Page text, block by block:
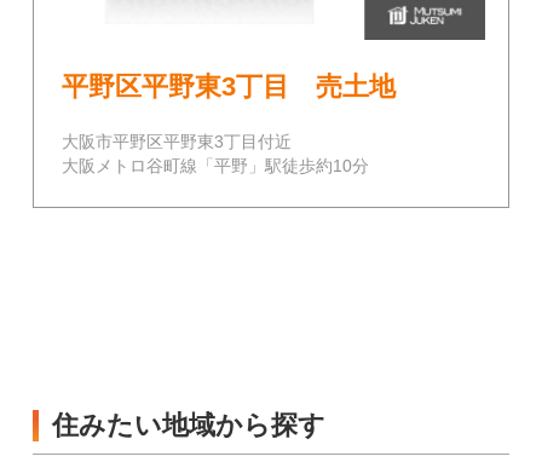
平野区平野東3丁目 売土地
大阪市平野区平野東3丁目付近
大阪メトロ谷町線「平野」駅徒歩約10分
住みたい地域から探す